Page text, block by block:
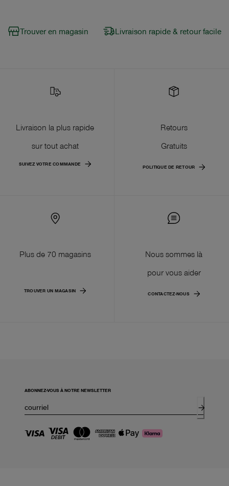
Trouver en magasin Livraison rapide & retour facile
Livraison la plus rapide
sur tout achat
SUIVEZ VOTRE COMMANDE
Retours
Gratuits
POLITIQUE DE RETOUR
Plus de 70 magasins
TROUVER UN MAGASIN
Nous sommes là
pour vous aider
CONTACTEZ-NOUS
ABONNEZ-VOUS À NOTRE NEWSLETTER